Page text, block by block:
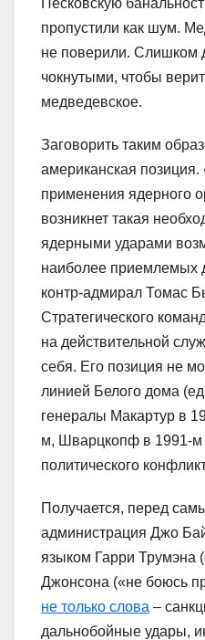
Песковскую
пропустили как шум.
не поверили. Слишком
чокнутыми, чтобы
медведевское.
Заговорить таким
американская
применения ядерного
возникнет такая
ядерными ударами
наиболее приемлемых
контр-адмирал Томас
Стратегического
на действительной
себя. Его позиция не
линией Белого дома
генералы Макартур в
м, Шварцкопф в 1991-м
политического
Получается, перед
администрация Джо
языком Гарри Трумэна
Джонсона («не боюсь
не только слова –
дальнобойные удары,